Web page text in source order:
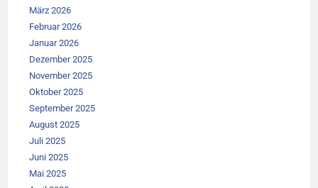
März 2026
Februar 2026
Januar 2026
Dezember 2025
November 2025
Oktober 2025
September 2025
August 2025
Juli 2025
Juni 2025
Mai 2025